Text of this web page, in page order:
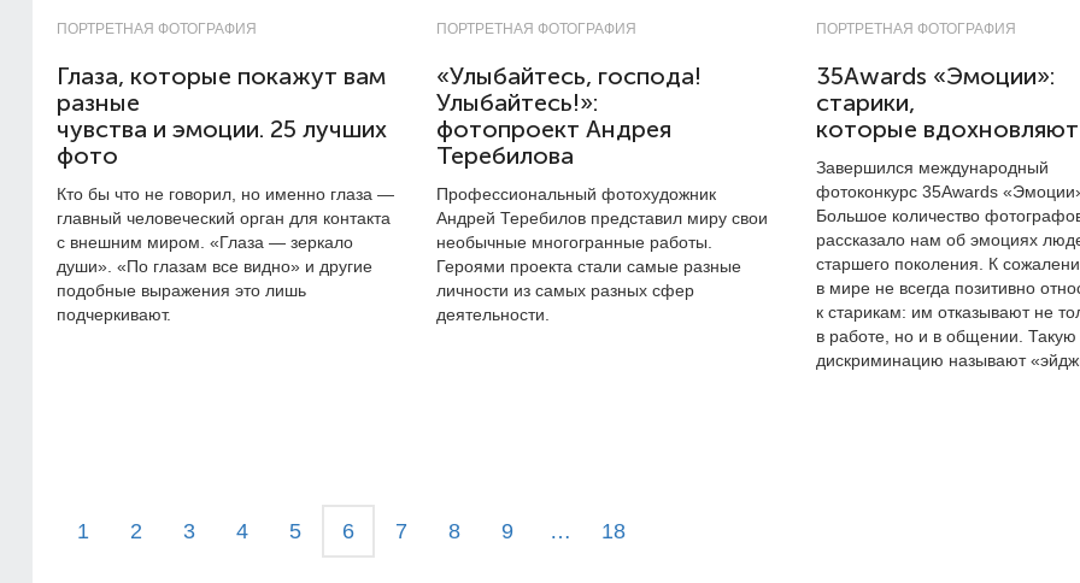
ПОРТРЕТНАЯ ФОТОГРАФИЯ
Глаза, которые покажут вам
разные
чувства и эмоции. 25 лучших
фото
Кто бы что не говорил, но именно глаза —
главный человеческий орган для контакта
с внешним миром. «Глаза — зеркало
души». «По глазам все видно» и другие
подобные выражения это лишь
подчеркивают.
ПОРТРЕТНАЯ ФОТОГРАФИЯ
«Улыбайтесь, господа!
Улыбайтесь!»:
фотопроект Андрея
Теребилова
Профессиональный фотохудожник
Андрей Теребилов представил миру свои
необычные многогранные работы.
Героями проекта стали самые разные
личности из самых разных сфер
деятельности.
ПОРТРЕТНАЯ ФОТОГРАФИЯ
35Awards «Эмоции»:
старики,
которые вдохновляют
Завершился международный
фотоконкурс 35Awards
Большое количество
рассказало нам об эмоциях
старшего поколения. К
в мире не всегда позитивно
к старикам: им отказывают не
в работе, но и в общении. Такую
дискриминацию называют
1 2 3 4 5 6 7 8 9 … 18